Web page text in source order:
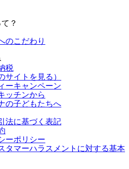
？
のこだわり
税
サイトを見る ）
ーキャンペーン
ッチンから
の子どもたちへ
法に基づく表記
ーポリシー
タマーハラスメントに対する基本